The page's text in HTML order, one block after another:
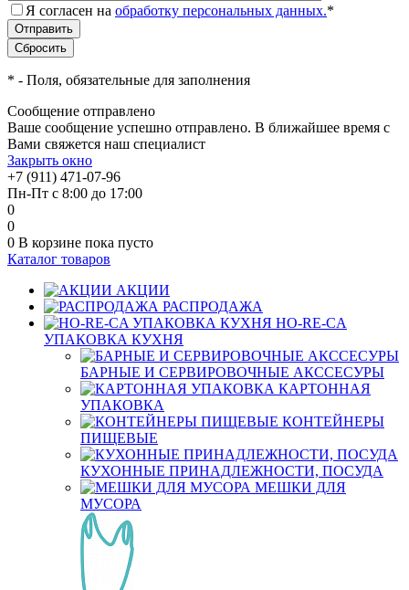
Я согласен на обработку персональных данных.*
* - Поля, обязательные для заполнения
Сообщение отправлено
Ваше сообщение успешно отправлено. В ближайшее время с
Вами свяжется наш специалист
Закрыть окно
+7 (911) 471-07-96
Пн-Пт с 8:00 до 17:00
0
0
0 В корзине пока пусто
Каталог товаров
АКЦИИ
РАСПРОДАЖА
HO-RE-CA
УПАКОВКА КУХНЯ
БАРНЫЕ И СЕРВИРОВОЧНЫЕ АКССЕСУРЫ
КАРТОННАЯ
УПАКОВКА
КОНТЕЙНЕРЫ
ПИЩЕВЫЕ
КУХОННЫЕ ПРИНАДЛЕЖНОСТИ, ПОСУДА
МЕШКИ ДЛЯ
МУСОРА